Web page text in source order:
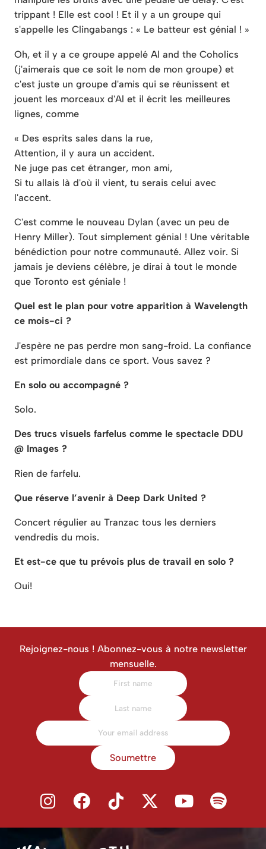
trippant ! Elle est cool ! Et il y a un groupe qui
s'appelle les Clingabangs : « Le batteur est génial ! »
Oh, et il y a ce groupe appelé Al and the Coholics
(j'aimerais que ce soit le nom de mon groupe) et
c'est juste un groupe d'amis qui se réunissent et
jouent les morceaux d'Al et il écrit les meilleures
lignes, comme
« Des esprits sales dans la rue,
Attention, il y aura un accident.
Ne juge pas cet étranger, mon ami,
Si tu allais là d'où il vient, tu serais celui avec
l'accent.
C'est comme le nouveau Dylan (avec un peu de
Henry Miller). Tout simplement génial ! Une véritable
bénédiction pour notre communauté. Allez voir. Si
jamais je deviens célèbre, je dirai à tout le monde
que Toronto est géniale !
Quel est le plan pour votre apparition à Wavelength
ce mois-ci ?
J'espère ne pas perdre mon sang-froid. La confiance
est primordiale dans ce sport. Vous savez ?
En solo ou accompagné ?
Solo.
Des trucs visuels farfelus comme le spectacle DDU
@ Images ?
Rien de farfelu.
Que réserve l’avenir à Deep Dark United ?
Concert régulier au Tranzac tous les derniers
vendredis du mois.
Et est-ce que tu prévois plus de travail en solo ?
Oui!
Rejoignez-nous ! Abonnez-vous à notre newsletter
mensuelle.
Soumettre